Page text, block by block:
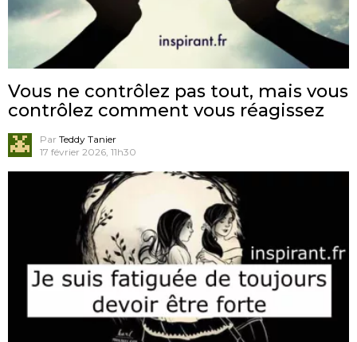
Vous ne contrôlez pas tout, mais vous
contrôlez comment vous réagissez
Par Teddy Tanier
17 février 2026, 11h30